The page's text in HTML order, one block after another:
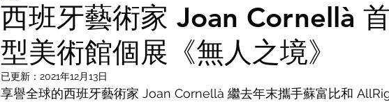
西班牙藝術家 Joan Cornellà
型美術館個展《無人之境》
已更新： 2021年12月13日
享譽全球的西班牙藝術家 Joan Cornellà 繼去年末攜手蘇富比和